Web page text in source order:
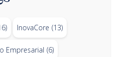
InovaCore (13)
Empresarial (6)